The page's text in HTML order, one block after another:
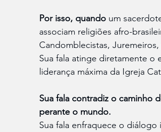
Por isso, quando um
associam religiões afro-
Candomblecistas,
Sua fala atinge diretamente
liderança máxima da Igreja
Sua fala contradiz o caminho
perante o mundo.
Sua fala enfraquece o